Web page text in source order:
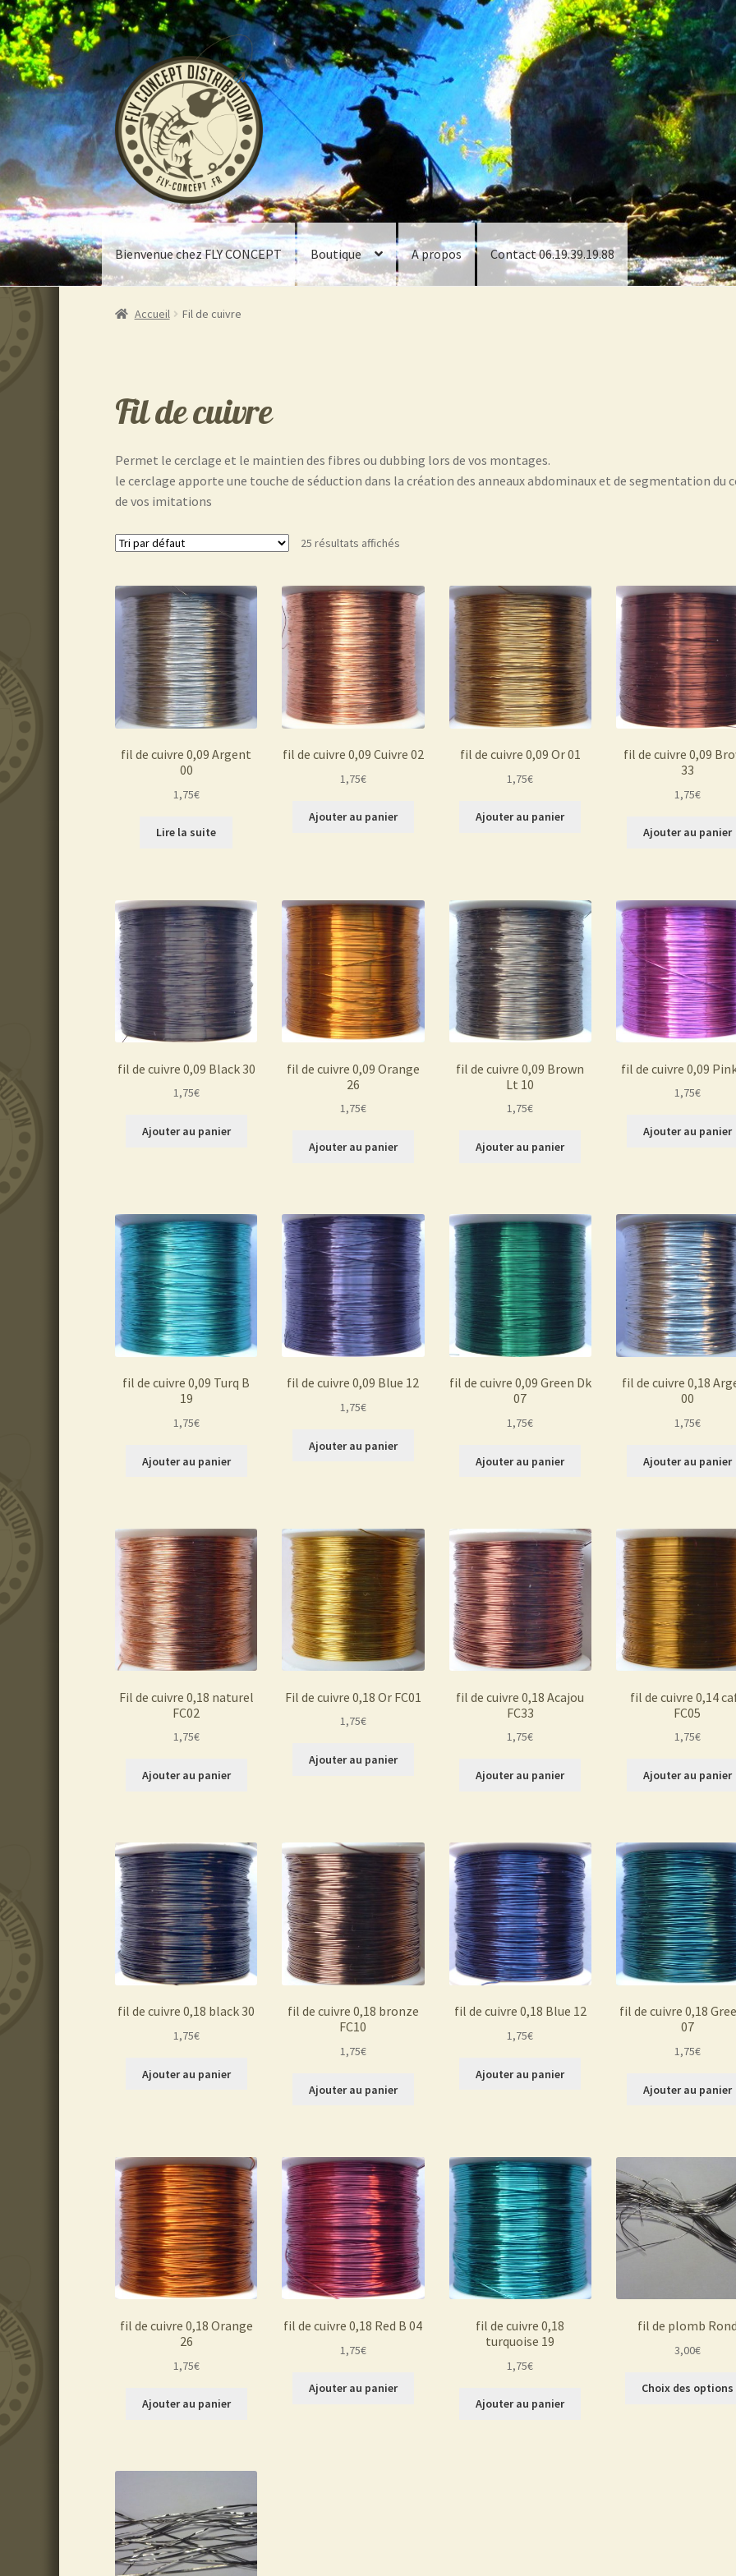
Aller
à
la
navigation
Aller
au
contenu
Bienvenue chez FLY CONCEPT Boutique A propos Contact 06.19.39.19.88
Accueil Fil de cuivre
Fil de cuivre
Permet le cerclage et le maintien des fibres ou dubbing lors de vos montages.
le cerclage apporte une touche de séduction dans la création des anneaux abdominaux et de segmentation du
de vos imitations
25 résultats affichés
fil de cuivre 0,09 Argent
00
1,75€
Lire la suite
fil de cuivre 0,09 Cuivre 02
1,75€
Ajouter au panier
fil de cuivre 0,09 Or 01
1,75€
Ajouter au panier
fil de cuivre 0,09
33
1,75€
Ajouter au panier
fil de cuivre 0,09 Black 30
1,75€
Ajouter au panier
fil de cuivre 0,09 Orange
26
1,75€
Ajouter au panier
fil de cuivre 0,09 Brown
Lt 10
1,75€
Ajouter au panier
fil de cuivre 0,09
1,75€
Ajouter au panier
fil de cuivre 0,09 Turq B
19
1,75€
Ajouter au panier
fil de cuivre 0,09 Blue 12
1,75€
Ajouter au panier
fil de cuivre 0,09 Green Dk
07
1,75€
Ajouter au panier
fil de cuivre 0,18
00
1,75€
Ajouter au panier
Fil de cuivre 0,18 naturel
FC02
1,75€
Ajouter au panier
Fil de cuivre 0,18 Or FC01
1,75€
Ajouter au panier
fil de cuivre 0,18 Acajou
FC33
1,75€
Ajouter au panier
fil de cuivre 0,14
FC05
1,75€
Ajouter au panier
fil de cuivre 0,18 black 30
1,75€
Ajouter au panier
fil de cuivre 0,18 bronze
FC10
1,75€
Ajouter au panier
fil de cuivre 0,18 Blue 12
1,75€
Ajouter au panier
fil de cuivre 0,18
07
1,75€
Ajouter au panier
fil de cuivre 0,18 Orange
26
1,75€
Ajouter au panier
fil de cuivre 0,18 Red B 04
1,75€
Ajouter au panier
fil de cuivre 0,18
turquoise 19
1,75€
Ajouter au panier
fil de plomb
3,00€
Choix des options